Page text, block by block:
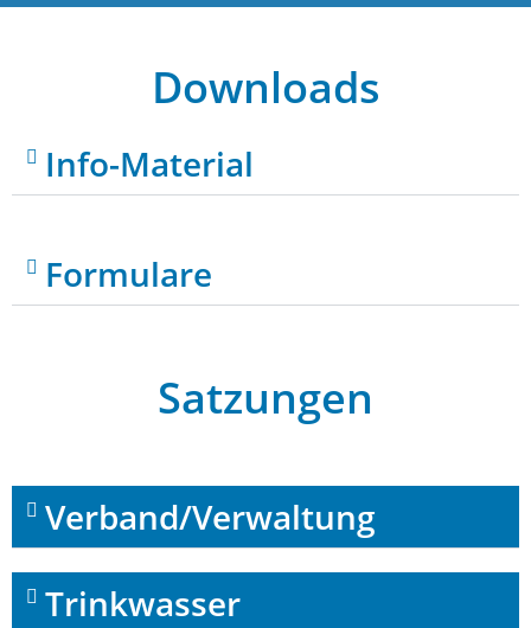
Downloads
Info-Material
Formulare
Satzungen
Verband/Verwaltung
Trinkwasser